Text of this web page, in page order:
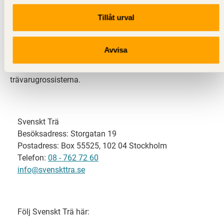
Tillåt urval
Avvisa
Svenskt Trä representerar svensk sågverksindustri
och är en del av branschorganisationen
svensk limträ-, KL-trä- och förpackningsindustri samt
trävarugrossisterna.
Svenskt Trä
Besöksadress: Storgatan 19
Postadress: Box 55525, 102 04 Stockholm
Telefon: 08 - 762 72 60
info@svenskttra.se
Följ Svenskt Trä här: